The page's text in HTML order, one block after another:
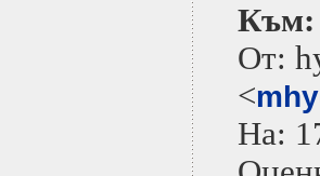
Към:
От:
<
На: